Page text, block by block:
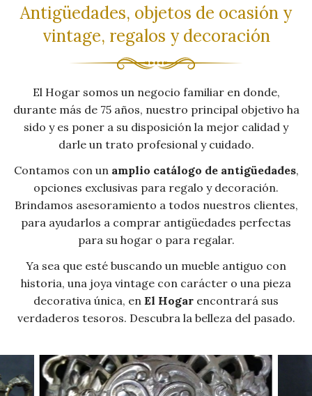
Antigüedades, objetos de ocasión y
vintage, regalos y decoración
El Hogar somos un negocio familiar en donde,
durante más de 75 años, nuestro principal objetivo ha
sido y es poner a su disposición la mejor calidad y
darle un trato profesional y cuidado.
Contamos con un amplio catálogo de antigüedades,
opciones exclusivas para regalo y decoración.
Brindamos asesoramiento a todos nuestros clientes,
para ayudarlos a comprar antigüedades perfectas
para su hogar o para regalar.
Ya sea que esté buscando un mueble antiguo con
historia, una joya vintage con carácter o una pieza
decorativa única, en El Hogar encontrará sus
verdaderos tesoros. Descubra la belleza del pasado.